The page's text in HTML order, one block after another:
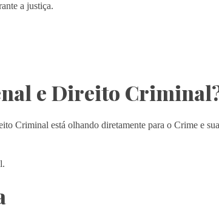
a justiça.
e Direito
Criminal está olhando diretamente para o Crime e